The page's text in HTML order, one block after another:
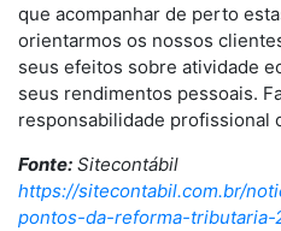
que acompanhar de perto
orientarmos os nossos
seus efeitos sobre atividade
seus rendimentos pessoais.
responsabilidade profissional
Fonte: Sitecontábil
https://sitecontabil.com.br/
pontos-da-reforma-